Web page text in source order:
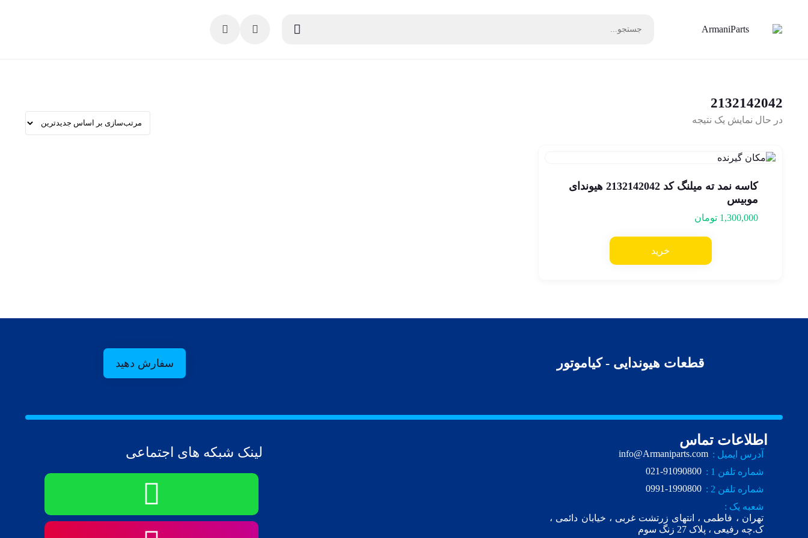
2132142042
در حال نمایش یک نتیجه
کاسه نمد ته میلنگ کد 2132142042 هیوندای
موبیس
1,300,000 تومان
خرید
قطعات هیوندایی - کیاموتور سفارش دهید
اطلاعات تماس
آدرس ایمیل : info@Armaniparts.com
شماره تلفن 1 :
021-91090800
شماره تلفن 2 :
0991-1990800
شعبه یک :
تهران ، فاطمی ، انتهای زرتشت غربی ، خیابان دائمی ،
ک.چه رفیعی ، پلاک 27 زنگ سوم
لینک شبکه های اجتماعی